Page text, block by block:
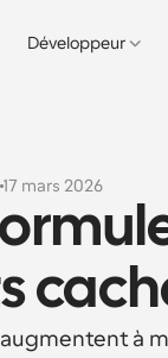
Développeur
17 mars 2026
à